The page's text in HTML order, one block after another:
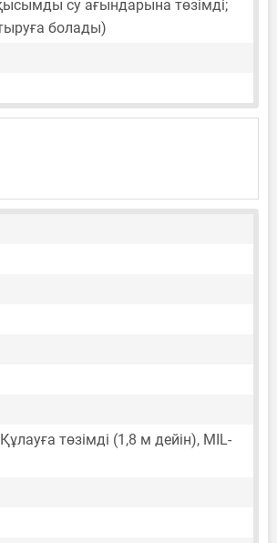
су ағындарына төзімді;
болады)
төзімді (1,8 м дейін), MIL-